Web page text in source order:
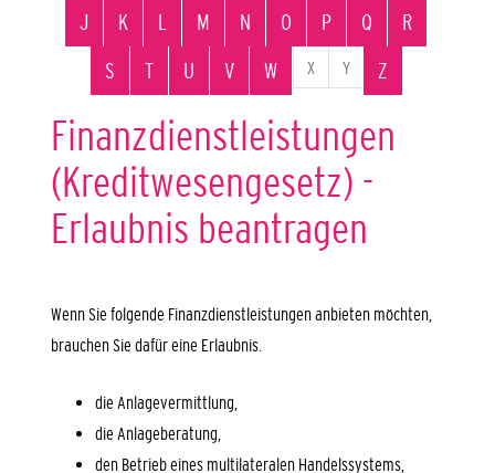
J
K L M N O P Q
R
S
T U V W X Y Z
Finanzdienstleistungen
(Kreditwesengesetz) -
Erlaubnis beantragen
Wenn Sie folgende Finanzdienstleistungen anbieten möchten,
brauchen Sie dafür eine Erlaubnis.
die Anlagevermittlung,
die Anlageberatung,
den Betrieb eines multilateralen Handelssystems,